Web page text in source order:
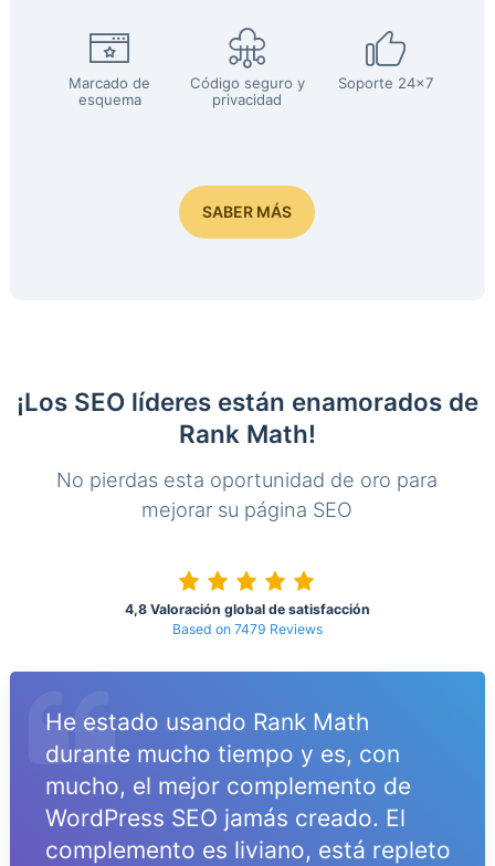
Marcado de
esquema
Código seguro y
privacidad
Soporte 24x7
SABER MÁS
¡Los SEO líderes están enamorados de
Rank Math!
No pierdas esta oportunidad de oro para
mejorar su página SEO
4,8 Valoración global de satisfacción
Based on 7479 Reviews
He estado usando Rank Math
durante mucho tiempo y es, con
mucho, el mejor complemento de
WordPress SEO jamás creado. El
complemento es liviano, está repleto